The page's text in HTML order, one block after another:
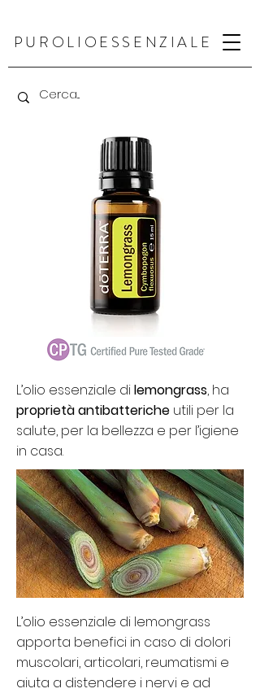
PUR OLIOESSENZIALE
L’olio essenziale dilemongrass, ha
proprietà antibatteriche utili per la
salute, per la bellezza e per l’igiene
in casa.
L’olio essenziale di lemongrass
apporta benefici in caso di dolori
muscolari, articolari, reumatismi e
aiuta a distendere i nervi e ad